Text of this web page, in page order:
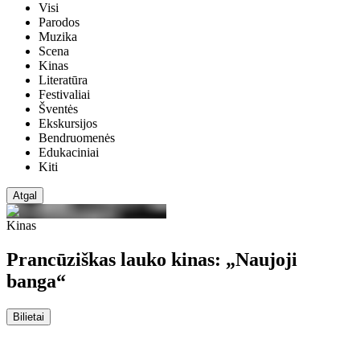
Visi
Parodos
Muzika
Scena
Kinas
Literatūra
Festivaliai
Šventės
Ekskursijos
Bendruomenės
Edukaciniai
Kiti
Atgal
Kinas
Prancūziškas lauko kinas: „Naujoji
banga“
Bilietai